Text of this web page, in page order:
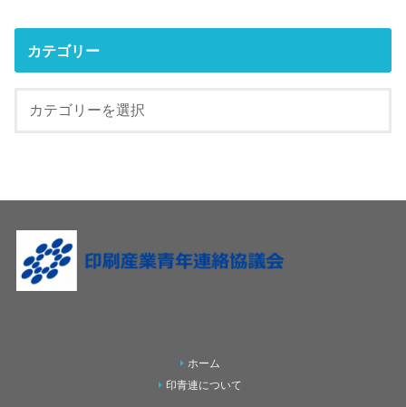
カテゴリー
ホーム
印青連について